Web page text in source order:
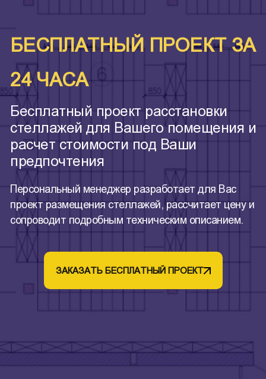
БЕСПЛАТНЫЙ ПРОЕКТ ЗА
24 ЧАСА
Бесплатный проект расстановки
стеллажей для Вашего помещения и
расчет стоимости под Ваши
предпочтения
Персональный менеджер разработает для Вас
проект размещения стеллажей, рассчитает цену и
сопроводит подробным техническим описанием.
ЗАКАЗАТЬ БЕСПЛАТНЫЙ ПРОЕКТ